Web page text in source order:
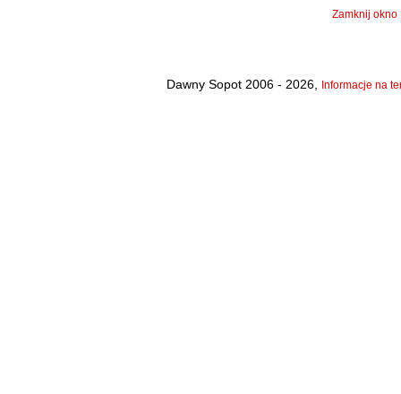
Zamknij okno
Dawny Sopot 2006 - 2026, Informacje na